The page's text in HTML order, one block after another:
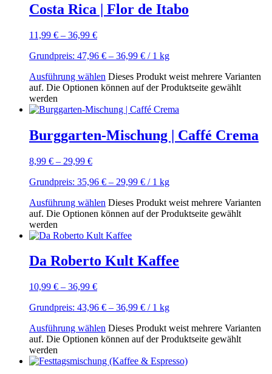
Costa Rica | Flor de Itabo
11,99 € – 36,99 €
Grundpreis: 47,96 € – 36,99 € / 1 kg
Ausführung wählen Dieses Produkt weist mehrere Varianten
auf. Die Optionen können auf der Produktseite gewählt
werden
Burggarten-Mischung | Caffé Crema
8,99 € – 29,99 €
Grundpreis: 35,96 € – 29,99 € / 1 kg
Ausführung wählen Dieses Produkt weist mehrere Varianten
auf. Die Optionen können auf der Produktseite gewählt
werden
Da Roberto Kult Kaffee
10,99 € – 36,99 €
Grundpreis: 43,96 € – 36,99 € / 1 kg
Ausführung wählen Dieses Produkt weist mehrere Varianten
auf. Die Optionen können auf der Produktseite gewählt
werden